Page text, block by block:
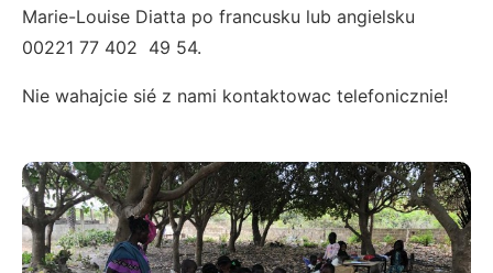
Marie-Louise Diatta po francusku lub angielsku
00221 77 402 49 54.
Nie wahajcie sié z nami kontaktowac telefonicznie!